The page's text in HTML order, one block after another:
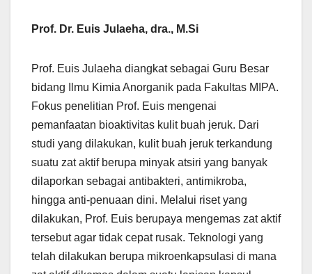
Prof. Dr. Euis Julaeha, dra., M.Si
Prof. Euis Julaeha diangkat sebagai Guru Besar
bidang Ilmu Kimia Anorganik pada Fakultas MIPA.
Fokus penelitian Prof. Euis mengenai
pemanfaatan bioaktivitas kulit buah jeruk. Dari
studi yang dilakukan, kulit buah jeruk terkandung
suatu zat aktif berupa minyak atsiri yang banyak
dilaporkan sebagai antibakteri, antimikroba,
hingga anti-penuaan dini. Melalui riset yang
dilakukan, Prof. Euis berupaya mengemas zat aktif
tersebut agar tidak cepat rusak. Teknologi yang
telah dilakukan berupa mikroenkapsulasi di mana